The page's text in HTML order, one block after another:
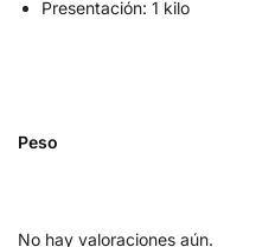
Presentación: 1 kilo
Peso
No hay valoraciones aún.